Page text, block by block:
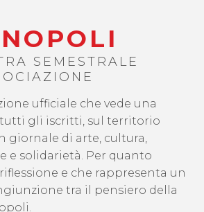
SEMESTRALE
ufficiale che vede una
gli iscritti, sul territorio
giornale di arte, cultura,
e solidarietà. Per quanto
e che rappresenta un
tra il pensiero della